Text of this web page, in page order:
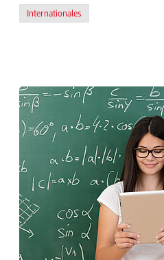
Internationales